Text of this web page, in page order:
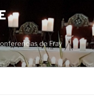
de Fray